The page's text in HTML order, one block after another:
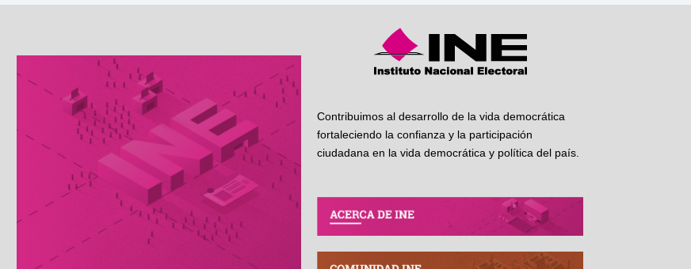
Contribuimos al desarrollo de la vida democrática
fortaleciendo la confianza y la participación
ciudadana en la vida democrática y política del país.